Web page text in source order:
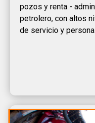
pozos y renta -
petrolero, con altos
de servicio y